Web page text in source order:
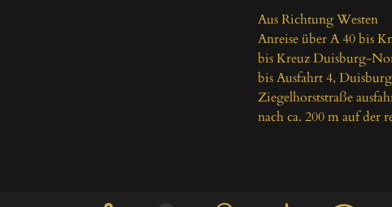
Aus Richtung Westen
Anreise über A 40 bis
bis Kreuz Duisburg-
bis Ausfahrt 4,
Ziegelhorststraße
nach ca. 200 m auf der